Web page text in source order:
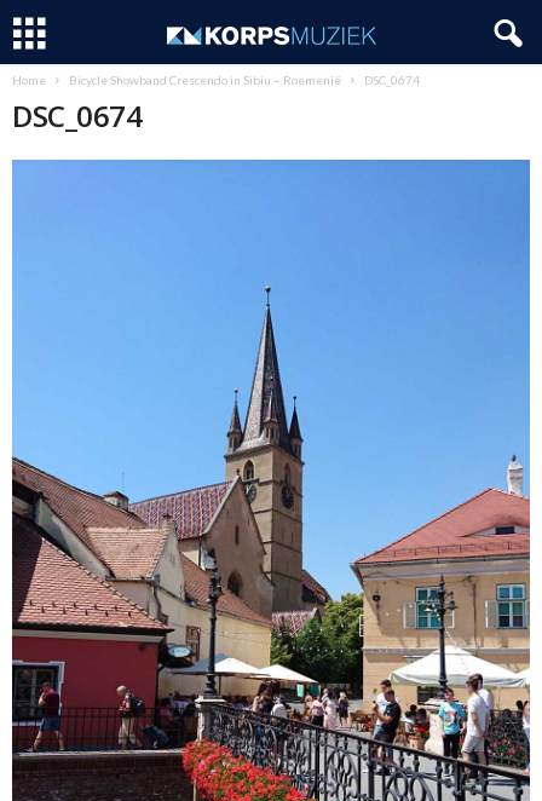
Home Bicycle Showband Crescendo in Sibiu – Roemenië DSC_0674
DSC_0674